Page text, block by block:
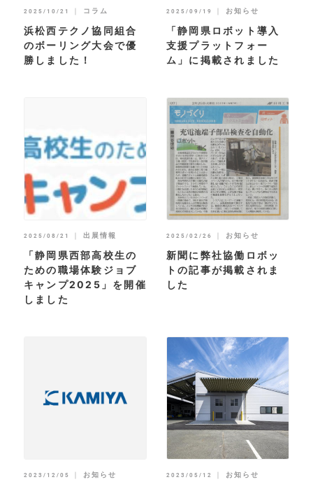
2025/10/21 ｜ コラム
浜松西テクノ協同組合
のボーリング大会で優
勝しました！
2025/09/19 ｜ お知らせ
「静岡県ロボット導入
支援プラットフォー
ム」に掲載されました
2025/08/21 ｜ 出展情報
「静岡県西部高校生の
ための職場体験ジョブ
キャンプ2025」を開催
しました
2025/02/26 ｜ お知らせ
新聞に弊社協働ロボッ
トの記事が掲載されま
した
2023/12/05 ｜ お知らせ 2023/05/12 ｜ お知らせ